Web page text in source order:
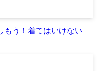
もう！着てはいけない